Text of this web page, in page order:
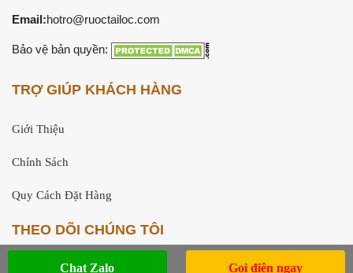
Email:hotro@ruoctailoc.com
Bảo vệ bản quyền:
TRỢ GIÚP KHÁCH HÀNG
Giới Thiệu
Chính Sách
Quy Cách Đặt Hàng
THEO DÕI CHÚNG TÔI
Chat Zalo Gọi điện ngay